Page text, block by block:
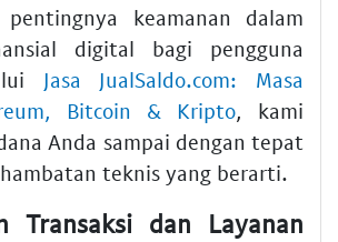
pentingnya keamanan dalam
digital bagi pengguna
Jasa JualSaldo.com: Masa
Bitcoin & Kripto, kami
Anda sampai dengan tepat
teknis yang berarti.
Transaksi dan Layanan